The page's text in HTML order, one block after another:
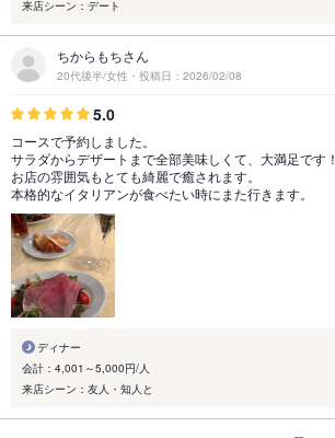
来店シーン：デート
ちからもちさん
20代後半/女性・投稿日：2026/02/08
5.0
コースで予約しました。
サラダからデザートまで全部美味しくて、大満足です！
お店の雰囲気もとても綺麗で癒されます。
本格的なイタリアンが食べたい時にまた行きます。
ディナー
会計：4,001～5,000円/人
来店シーン：友人・知人と